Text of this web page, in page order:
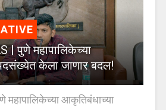
| पुणे महापालिकेच्या
केला जाणार बदल!
आकृतिबंधाच्या